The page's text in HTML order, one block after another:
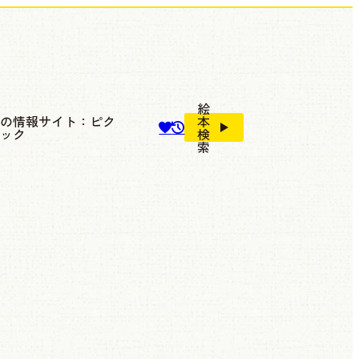
情報サイト：ピク
ク
絵
本
検
索